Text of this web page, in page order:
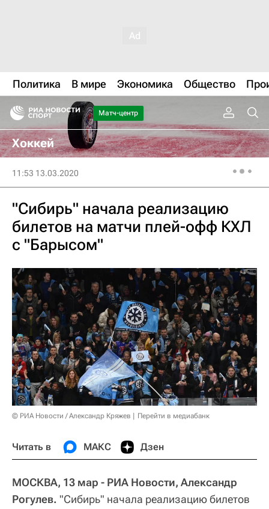
Политика В мире Экономика Общество
Матч-центр
Хоккей
11:53 13.03.2020
"Сибирь" начала реализацию
билетов на матчи плей-офф КХЛ
с "Барысом"
© РИА Новости / Александр Кряжев Перейти в медиабанк
Читать в МАКС Дзен
МОСКВА, 13 мар - РИА Новости, Александр
Рогулев. "Сибирь" начала реализацию билетов